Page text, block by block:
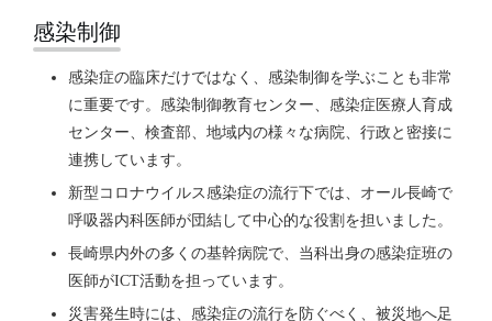
感染制御
感染症の臨床だけではなく、感染制御を学ぶことも非常
に重要です。感染制御教育センター、感染症医療人育成
センター、検査部、地域内の様々な病院、行政と密接に
連携しています。
新型コロナウイルス感染症の流行下では、オール長崎で
呼吸器内科医師が団結して中心的な役割を担いました。
長崎県内外の多くの基幹病院で、当科出身の感染症班の
医師がICT活動を担っています。
災害発生時には、感染症の流行を防ぐべく、被災地へ足